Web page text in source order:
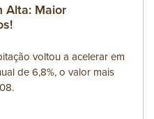
Alta: Maior
voltou a acelerar em
de 6,8%, o valor mais